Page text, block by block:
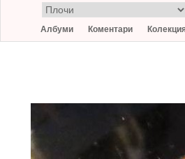
Албуми Коментари